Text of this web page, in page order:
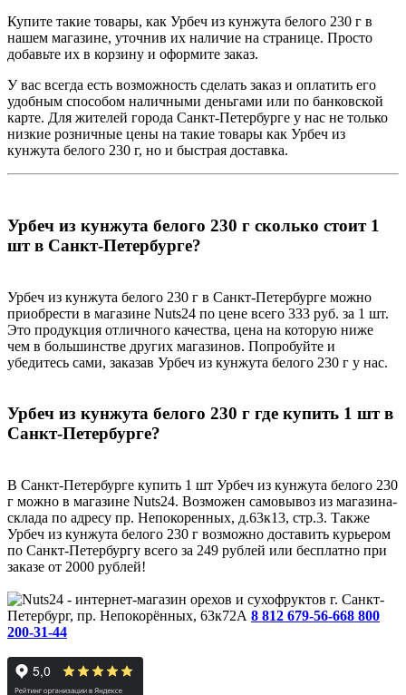
Купите такие товары, как Урбеч из кунжута белого 230 г в
нашем магазине, уточнив их наличие на странице. Просто
добавьте их в корзину и оформите заказ.
У вас всегда есть возможность сделать заказ и оплатить его
удобным способом наличными деньгами или по банковской
карте. Для жителей города Санкт-Петербурге у нас не только
низкие розничные цены на такие товары как Урбеч из
кунжута белого 230 г, но и быстрая доставка.
Урбеч из кунжута белого 230 г сколько стоит 1
шт в Санкт-Петербурге?
Урбеч из кунжута белого 230 г в Санкт-Петербурге можно
приобрести в магазине Nuts24 по цене всего 333 руб. за 1 шт.
Это продукция отличного качества, цена на которую ниже
чем в большинстве других магазинов. Попробуйте и
убедитесь сами, заказав Урбеч из кунжута белого 230 г у нас.
Урбеч из кунжута белого 230 г где купить 1 шт в
Санкт-Петербурге?
В Санкт-Петербурге купить 1 шт Урбеч из кунжута белого 230
г можно в магазине Nuts24. Возможен самовывоз из магазина-
склада по адресу пр. Непокоренных, д.63к13, стр.3. Также
Урбеч из кунжута белого 230 г возможно доставить курьером
по Санкт-Петербургу всего за 249 рублей или бесплатно при
заказе от 2000 рублей!
г. Санкт-
Петербург, пр. Непокорённых, 63к72А 8 812 679-56-668 800
200-31-44